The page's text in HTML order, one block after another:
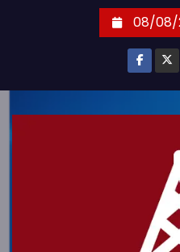
08/08/